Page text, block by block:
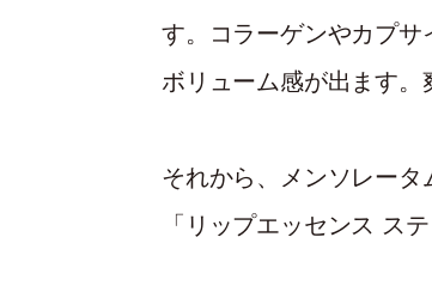
す。コラーゲンやカプサ
ボリューム感が出ます。
それから、メンソレー
「リップエッセンス ス